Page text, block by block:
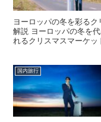
ヨーロッパの冬を彩る
解説 ヨーロッパの冬を
れるクリスマスマーケ
国内旅行